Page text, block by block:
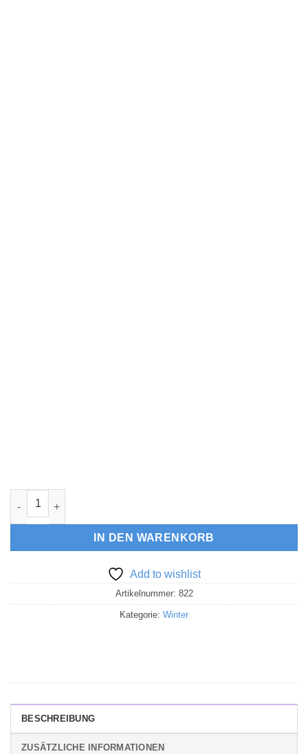
Adventskalenderzahlen aus Leder Menge
IN DEN WARENKORB
Add to wishlist
Artikelnummer: 822
Kategorie: Winter
BESCHREIBUNG
ZUSÄTZLICHE INFORMATIONEN